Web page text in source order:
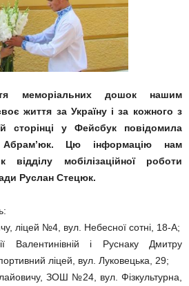
меморіальних дошок нашим
життя за Україну і за кожного з
у Фейсбук повідомила
Абрам’юк. Цю інформацію нам
відділу мобілізаційної роботи
Руслан Стецюк.
ліцей №4, вул. Небесної сотні, 18-А;
Валентинівній і Руснаку Дмитру
ліцей, вул. Луковецька, 29;
ЗОШ №24, вул. Фізкультурна,